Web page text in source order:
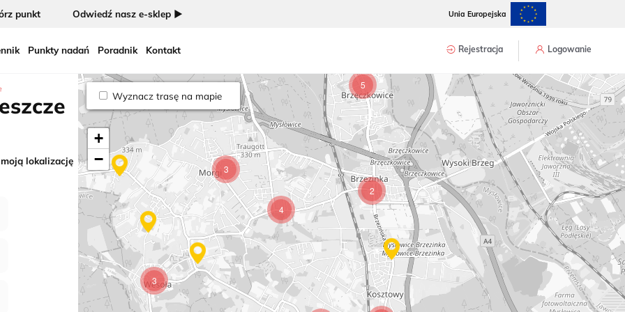
punkt Odwiedź nasz e-sklep ► Unia Europejska
Punkty nadań Poradnik Kontakt Rejestracja Logowanie
lokalizację
Wyznacz trasę na mapie
3
2
3
4
5
+
−